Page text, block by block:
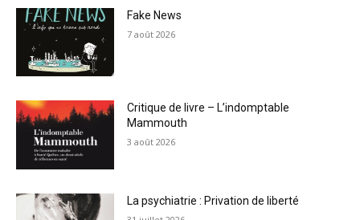
Fake News
7 août 2026
Critique de livre – L’indomptable
Mammouth
3 août 2026
La psychiatrie : Privation de liberté